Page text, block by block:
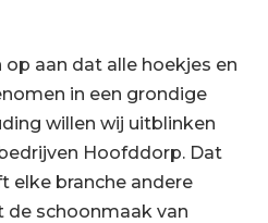
op aan dat alle hoekjes en
in een grondige
willen wij uitblinken
Hoofddorp. Dat
elke branche andere
de schoonmaak van